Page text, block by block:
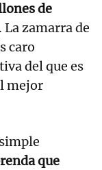
de
. La zamarra de
caro
del que es
mejor
que